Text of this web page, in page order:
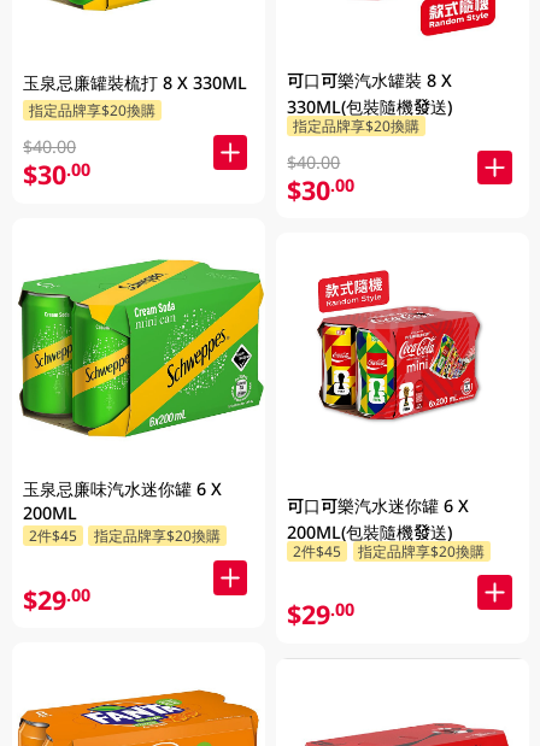
玉泉忌廉罐裝梳打 8 X 330ML
指定品牌享$20換購
$40.00
$30.00
玉泉忌廉味汽水迷你罐 6 X
200ML
2件$45 指定品牌享$20換購
$29.00
可口可樂汽水罐裝 8 X
330ML(包裝隨機發送)
指定品牌享$20換購
$40.00
$30.00
可口可樂汽水迷你罐 6 X
200ML(包裝隨機發送)
2件$45 指定品牌享$20換購
$29.00